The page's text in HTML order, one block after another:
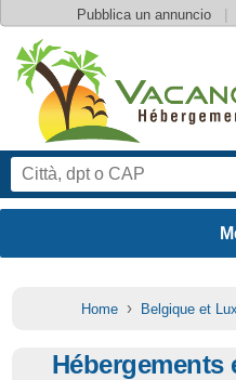
Pubblica un annuncio |
Home › Belgique et